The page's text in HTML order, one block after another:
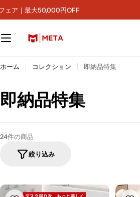
ン
ン
ツ
ス
プ
まとめ買いをサポート
ホーム コレクション 即納品特集
コ
レ
ク
ョ
即納品特集
24件の商品
絞り込み